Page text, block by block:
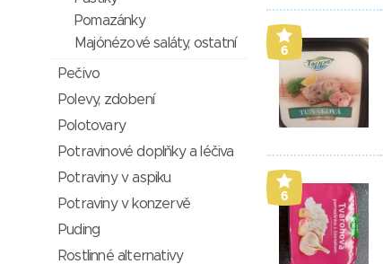
6
6
Pomazánky
Majónézové saláty, ostatní
Pečivo
Polevy, zdobení
Polotovary
Potravinové doplňky a léčiva
Potraviny v aspiku
Potraviny v konzervě
Puding
Rostlinné alternativy